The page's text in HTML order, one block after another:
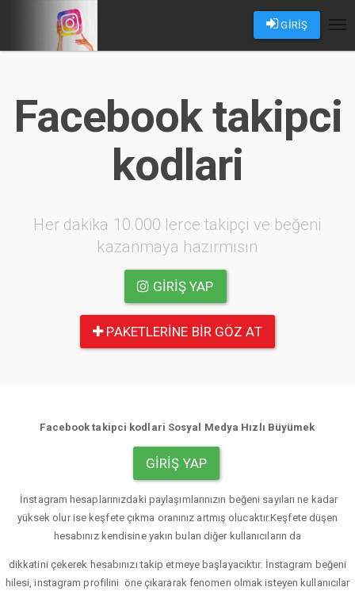
GİRİŞ
Facebook takipci
kodlari
Her dakika 10.000 lerce takipçi ve beğeni
kazanmaya hazırmısın
GIRIŞ YAP
PAKETLERINE BIR GÖZ AT
Facebook takipci kodlari Sosyal Medya Hızlı Büyümek
GIRIŞ YAP
İnstagram hesaplarınızdaki paylaşımlarınızın beğeni sayıları ne kadar
yüksek olur ise keşfete çıkma oranınız artmış olucaktır.Keşfete düşen
hesabınız kendisine yakın bulan diğer kullanıcıların da
dikkatini çekerek hesabınızı takip etmeye başlayacıktır. İnstagram beğeni
hilesi, instagram profilini öne çıkararak fenomen olmak isteyen kullanıcılar